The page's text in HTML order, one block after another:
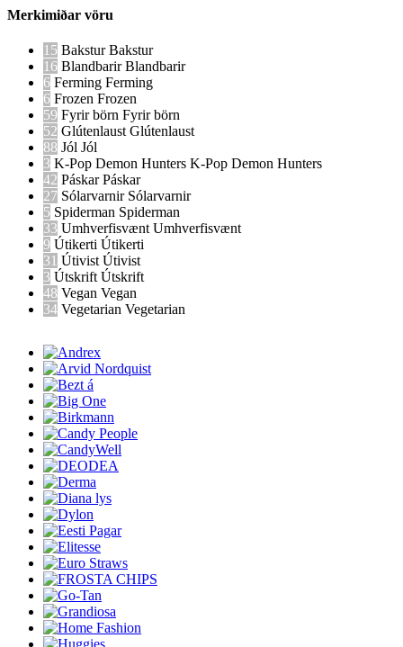
Merkimiðar vöru
15 BaksturBakstur
16 BlandbarirBlandbarir
6 Ferming Ferming
6 Frozen Frozen
59 Fyrir börn Fyrir börn
52 Glútenlaust Glútenlaust
88 Jól Jól
3 K-Pop Demon Hunters K-Pop Demon Hunters
42 PáskarPáskar
27 Sólarvarnir Sólarvarnir
5 Spiderman Spiderman
33 Umhverfisvænt Umhverfisvænt
9 Útikerti Útikerti
31 Útivist Útivist
3 Útskrift Útskrift
48 Vegan Vegan
34 Vegetarian Vegetarian